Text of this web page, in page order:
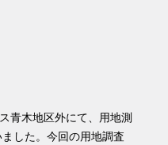
青木地区外にて、用地測
した。今回の用地調査